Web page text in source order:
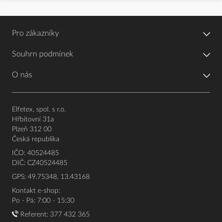
Pro zákazníky
Souhrn podmínek
O nás
Elfetex, spol. s r.o.
Hřbitovní 31a
Plzeň 312 00
Česká republika
IČO: 40524485
DIČ: CZ40524485
GPS: 49.75348, 13.43168
Kontakt e-shop:
Po - Pá: 7:00 - 15:30
Referent: 377 432 365